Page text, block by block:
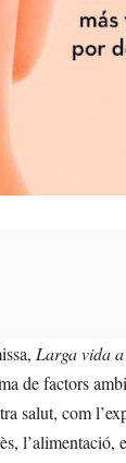
Larga vida
de factors
salut, com